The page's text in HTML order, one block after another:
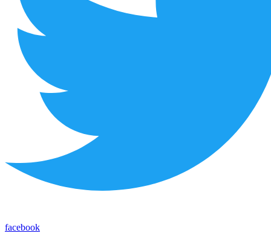
facebook